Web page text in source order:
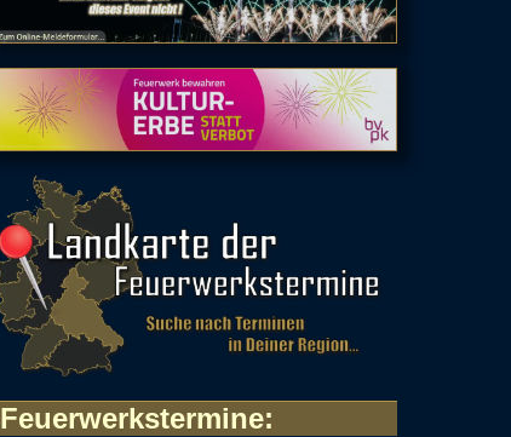
Feuerwerkstermine: